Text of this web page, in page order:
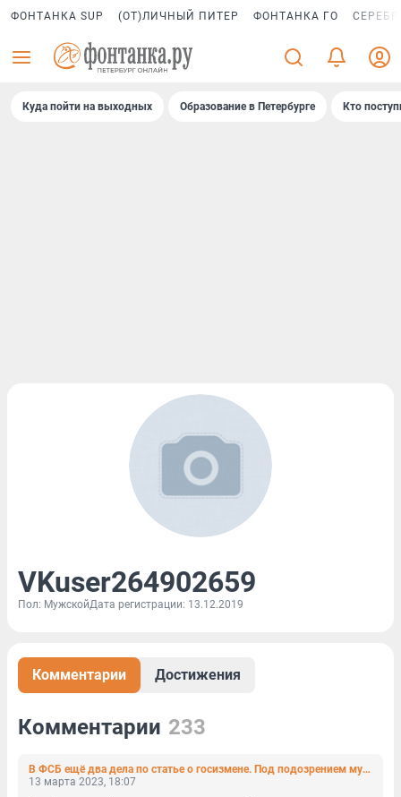
ФОНТАНКА SUP (ОТ)ЛИЧНЫЙ ПИТЕР ФОНТАНКА ГО
Куда пойти на выходных Образование в Петербурге Кто
VKuser264902659
Пол: МужскойДата регистрации: 13.12.2019
Комментарии Достижения
Комментарии 233
В ФСБ ещё два дела по статье о госизмене. Под подозрением мужчина из Карелии и сторонница Фургала
13 марта 2023, 18:07